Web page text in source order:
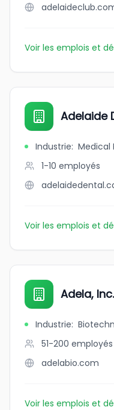
Voir les emplois et
Adelaide
Industrie: Medical
1-10 employés
Voir les emplois et
Adela, Inc.
Industrie:
51-200 employés
adelabio.com
Voir les emplois et